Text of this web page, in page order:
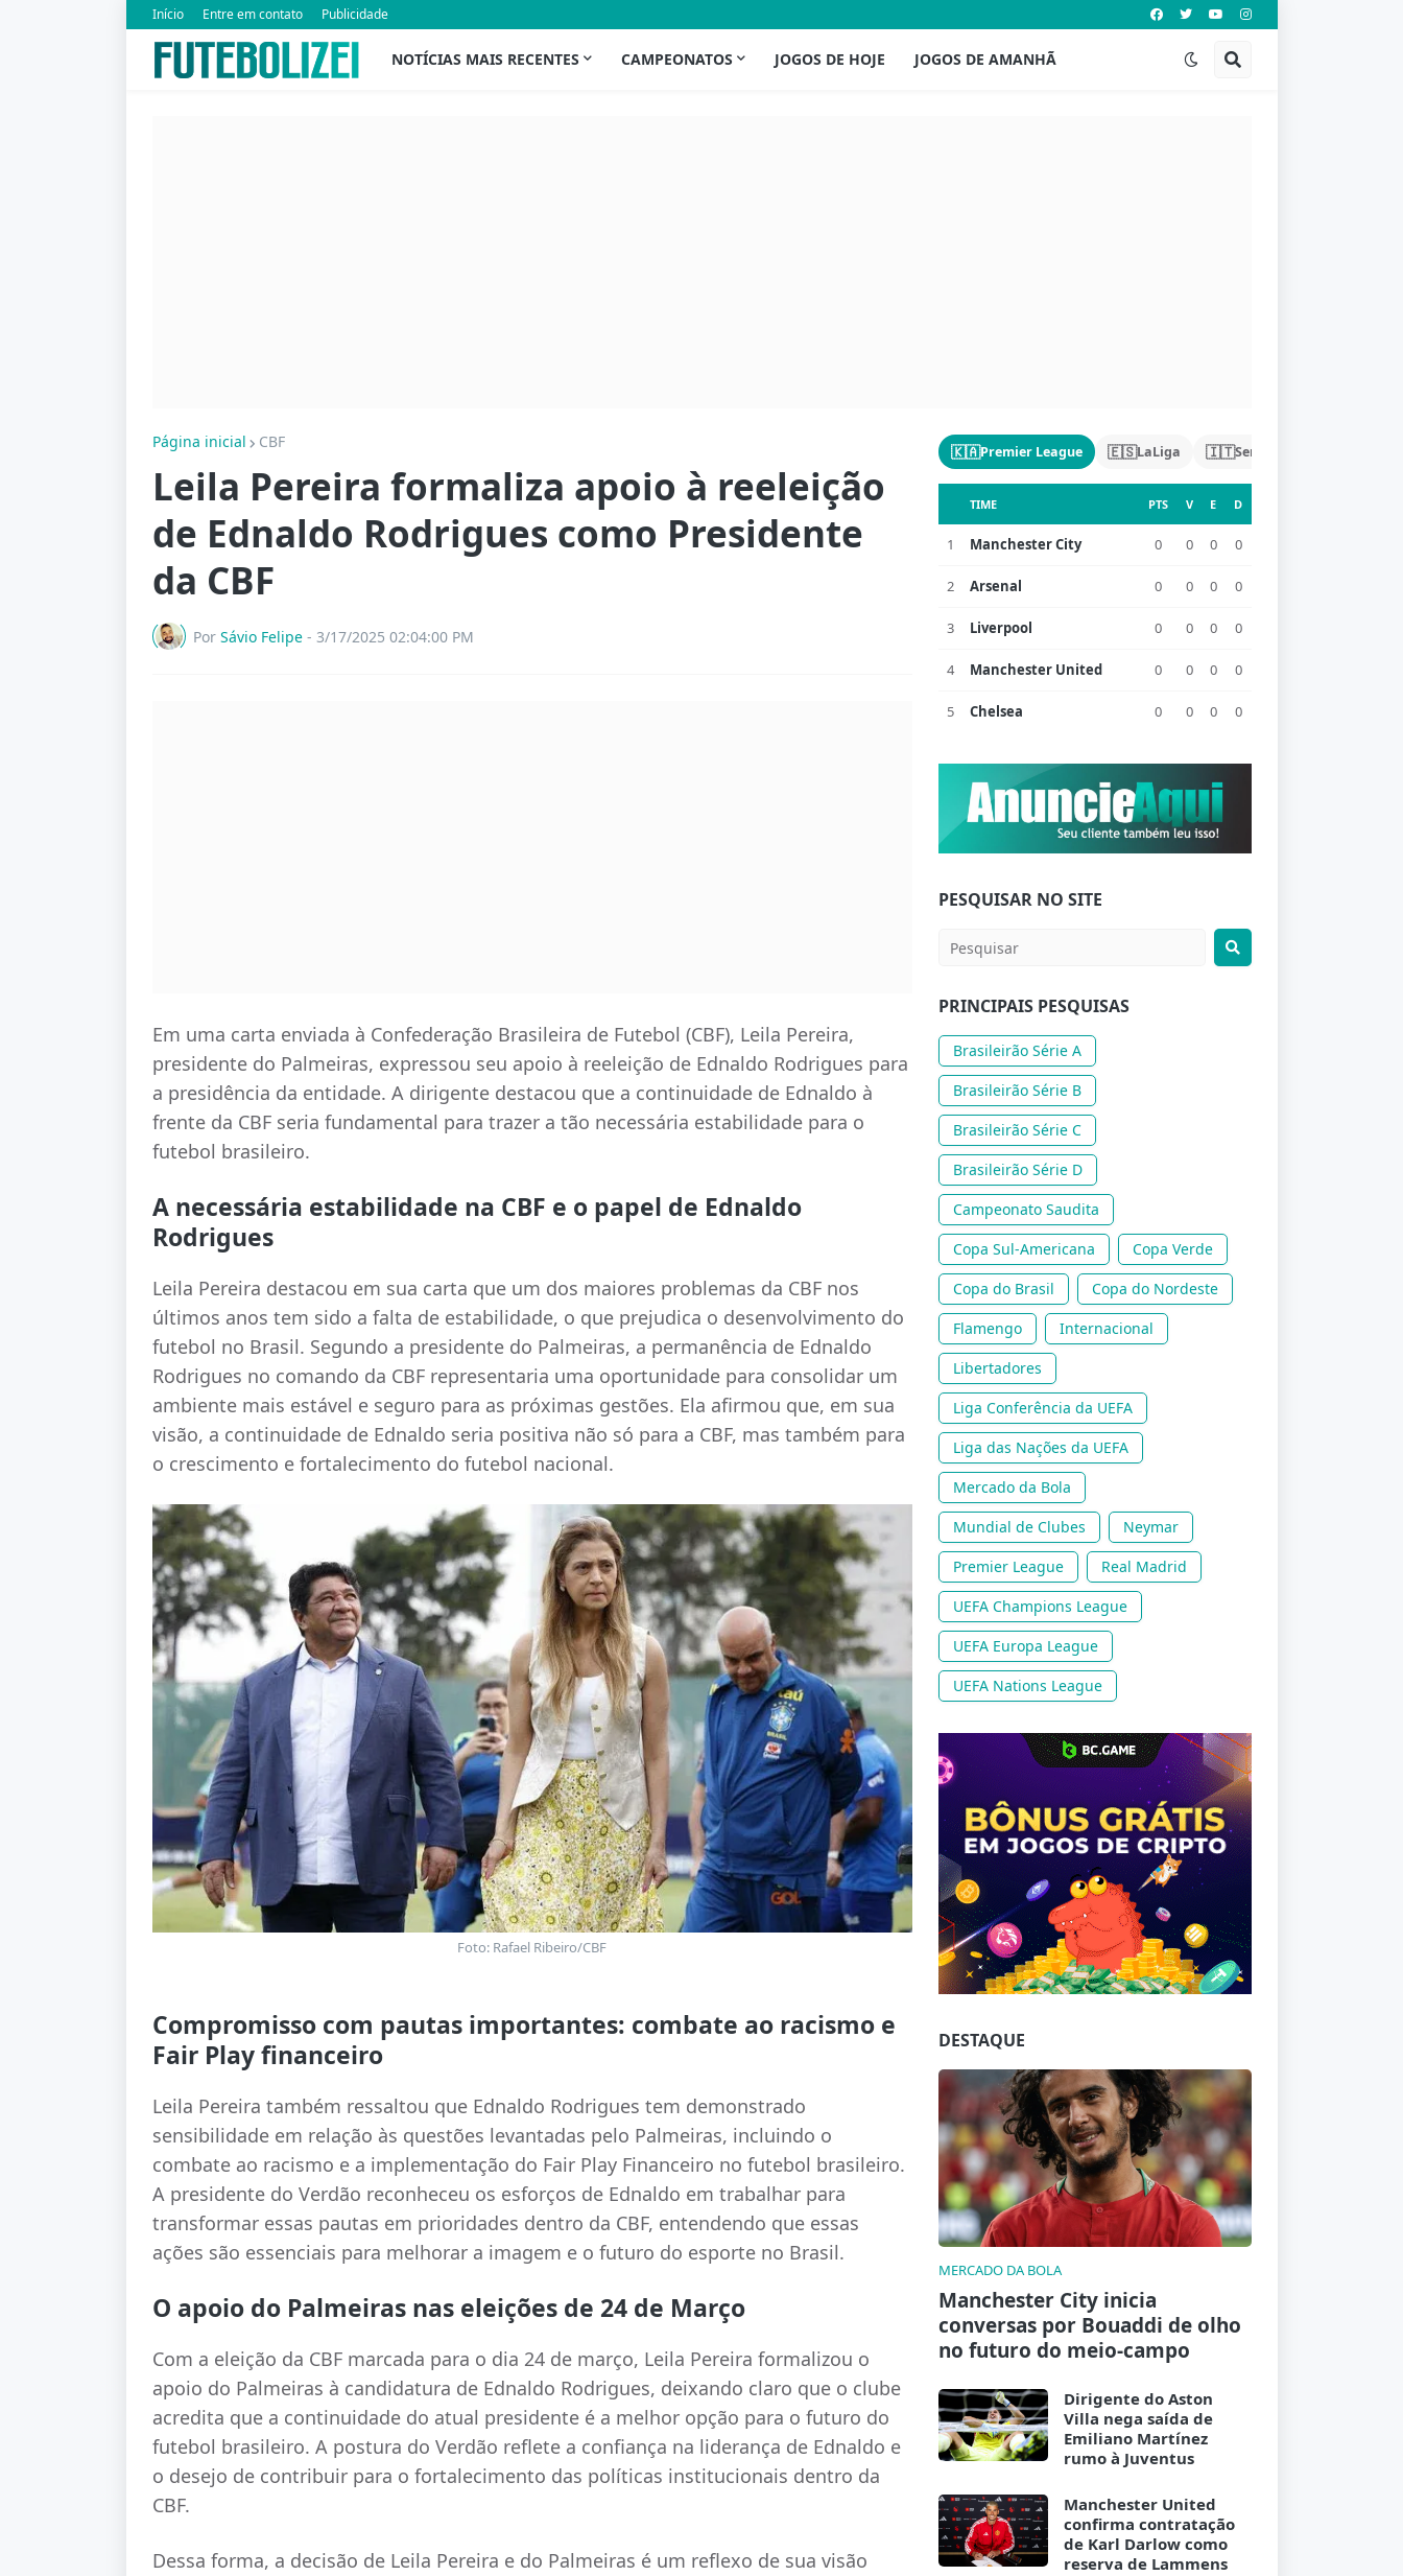
Início Entre em contato Publicidade
NOTÍCIAS MAIS RECENTES CAMPEONATOS JOGOS DE HOJE JOGOS DE AMANHÃ
Página inicial CBF
Leila Pereira formaliza apoio à reeleição
de Ednaldo Rodrigues como Presidente
da CBF
Por Sávio Felipe - 3/17/2025 02:04:00 PM
Em uma carta enviada à Confederação Brasileira de Futebol (CBF), Leila Pereira,
presidente do Palmeiras, expressou seu apoio à reeleição de Ednaldo Rodrigues para
a presidência da entidade. A dirigente destacou que a continuidade de Ednaldo à
frente da CBF seria fundamental para trazer a tão necessária estabilidade para o
futebol brasileiro.
A necessária estabilidade na CBF e o papel de Ednaldo
Rodrigues
Leila Pereira destacou em sua carta que um dos maiores problemas da CBF nos
últimos anos tem sido a falta de estabilidade, o que prejudica o desenvolvimento do
futebol no Brasil. Segundo a presidente do Palmeiras, a permanência de Ednaldo
Rodrigues no comando da CBF representaria uma oportunidade para consolidar um
ambiente mais estável e seguro para as próximas gestões. Ela afirmou que, em sua
visão, a continuidade de Ednaldo seria positiva não só para a CBF, mas também para
o crescimento e fortalecimento do futebol nacional.
Foto: Rafael Ribeiro/CBF
Compromisso com pautas importantes: combate ao racismo e
Fair Play financeiro
Leila Pereira também ressaltou que Ednaldo Rodrigues tem demonstrado
sensibilidade em relação às questões levantadas pelo Palmeiras, incluindo o
combate ao racismo e a implementação do Fair Play Financeiro no futebol brasileiro.
A presidente do Verdão reconheceu os esforços de Ednaldo em trabalhar para
transformar essas pautas em prioridades dentro da CBF, entendendo que essas
ações são essenciais para melhorar a imagem e o futuro do esporte no Brasil.
O apoio do Palmeiras nas eleições de 24 de Março
Com a eleição da CBF marcada para o dia 24 de março, Leila Pereira formalizou o
apoio do Palmeiras à candidatura de Ednaldo Rodrigues, deixando claro que o clube
acredita que a continuidade do atual presidente é a melhor opção para o futuro do
futebol brasileiro. A postura do Verdão reflete a confiança na liderança de Ednaldo e
o desejo de contribuir para o fortalecimento das políticas institucionais dentro da
CBF.
Dessa forma, a decisão de Leila Pereira e do Palmeiras é um reflexo de sua visão
🇰🇦Premier League 🇪🇸LaLiga 🇮🇹Serie A
TIME PTS V E D
1 Manchester City 0 0 0 0
2 Arsenal 0 0 0 0
3 Liverpool 0 0 0 0
4 Manchester United 0 0 0 0
5 Chelsea 0 0 0 0
PESQUISAR NO SITE
PRINCIPAIS PESQUISAS
Brasileirão Série A
Brasileirão Série B
Brasileirão Série C
Brasileirão Série D
Campeonato Saudita
Copa Sul-Americana
Copa Verde
Copa do Brasil
Copa do Nordeste
Flamengo
Internacional
Libertadores
Liga Conferência da UEFA
Liga das Nações da UEFA
Mercado da Bola
Mundial de Clubes
Neymar
Premier League
Real Madrid
UEFA Champions League
UEFA Europa League
UEFA Nations League
Jogue com responsabilidade. 18+
DESTAQUE
MERCADO DA BOLA
Manchester City inicia
conversas por Bouaddi de olho
no futuro do meio-campo
Dirigente do Aston
Villa nega saída de
Emiliano Martínez
rumo à Juventus
Manchester United
confirma contratação
de Karl Darlow como
reserva de Lammens